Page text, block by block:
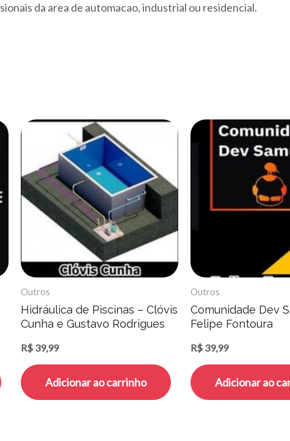
da area de automacao, industrial ou residencial.
Outros
Hidráulica de Piscinas – Clóvis
Cunha e Gustavo Rodrigues
R$ 39,99
Adicionar ao carrinho
Outros
Comunidade Dev
Felipe Fontoura
R$ 39,99
Adicionar ao